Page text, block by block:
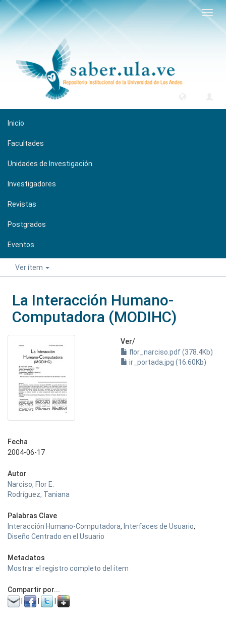
Inicio
Facultades
Unidades de Investigación
Investigadores
Revistas
Postgrados
Eventos
Ver ítem
La Interacción Humano-
Computadora (MODIHC)
Ver/
flor_narciso.pdf (378.4Kb)
ir_portada.jpg (16.60Kb)
Fecha
2004-06-17
Autor
Narciso, Flor E.
Rodríguez, Taniana
Palabras Clave
Interacción Humano-Computadora, Interfaces de Usuario,
Diseño Centrado en el Usuario
Metadatos
Mostrar el registro completo del ítem
Compartir por...